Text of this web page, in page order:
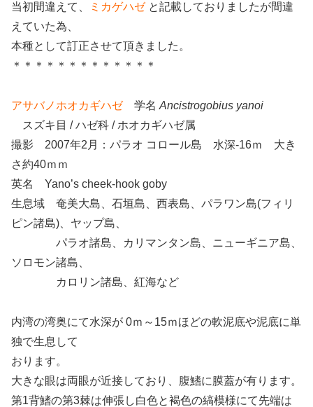
当初間違えて、 ミカゲハゼ と記載しておりましたが間違
えていた為、
本種として訂正させて頂きました。
＊＊＊＊＊＊＊＊＊＊＊＊＊
アサバノホオカギハゼ学名 Ancistrogobius yanoi
スズキ目 / ハゼ科 / ホオカギハゼ属
撮影 2007年2月：パラオ コロール島 水深-16ｍ 大き
さ約40ｍｍ
英名 Yano’s cheek-hook goby
生息域 奄美大島、石垣島、西表島、パラワン島(フィリ
ピン諸島)、ヤップ島、
パラオ諸島、カリマンタン島、ニューギニア島、
ソロモン諸島、
カロリン諸島、紅海など
内湾の湾奥にて水深が 0ｍ～15ｍほどの軟泥底や泥底に単
独で生息して
おります。
大きな眼は両眼が近接しており、腹鰭に膜蓋が有ります。
第1背鰭の第3棘は伸張し白色と褐色の縞模様にて先端は